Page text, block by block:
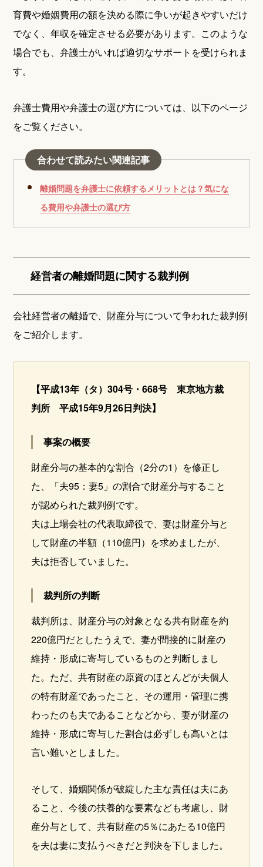
育費や婚姻費用の額を決める際に争いが起きやすいだけ
でなく、年収を確定させる必要があります。このような
場合でも、弁護士がいれば適切なサポートを受けられま
す。
弁護士費用や弁護士の選び方については、以下のページ
をご覧ください。
合わせて読みたい関連記事
離婚問題を弁護士に依頼するメリットとは？気にな
る費用や弁護士の選び方
経営者の離婚問題に関する裁判例
会社経営者の離婚で、財産分与について争われた裁判例
をご紹介します。
【平成13年（タ）304号・668号 東京地方裁
判所 平成15年9月26日判決】
事案の概要
財産分与の基本的な割合（2分の1）を修正し
た、「夫95：妻5」の割合で財産分与すること
が認められた裁判例です。
夫は上場会社の代表取締役で、妻は財産分与と
して財産の半額（110億円）を求めましたが、
夫は拒否していました。
裁判所の判断
裁判所は、財産分与の対象となる共有財産を約
220億円だとしたうえで、妻が間接的に財産の
維持・形成に寄与しているものと判断しまし
た。ただ、共有財産の原資のほとんどが夫個人
の特有財産であったこと、その運用・管理に携
わったのも夫であることなどから、妻が財産の
維持・形成に寄与した割合は必ずしも高いとは
言い難いとしました。
そして、婚姻関係が破綻した主な責任は夫にあ
ること、今後の扶養的な要素なども考慮し、財
産分与として、共有財産の5％にあたる10億円
を夫は妻に支払うべきだと判決を下しました。